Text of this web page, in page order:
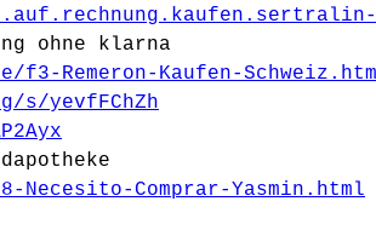
ohne klarna
Remeron-Kaufen-
s/yevfFChZh
Comprar-Yasmin.html